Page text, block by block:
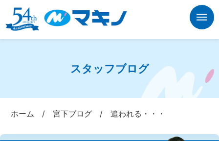
スタッフブログ
ホーム /宮下ブログ /追われる・・・